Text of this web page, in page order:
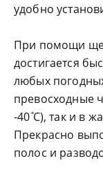
удобно
При помощи
достигается
любых
превосходные
-40 ̊С), так и в
Прекрасно
полос и